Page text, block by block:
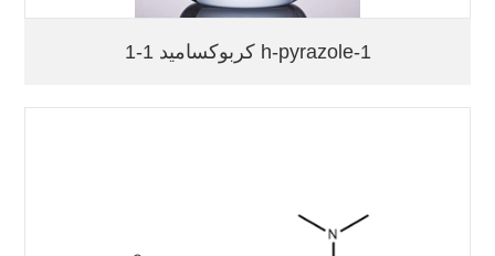
كربوكساميد 1-1 h-pyrazole-1